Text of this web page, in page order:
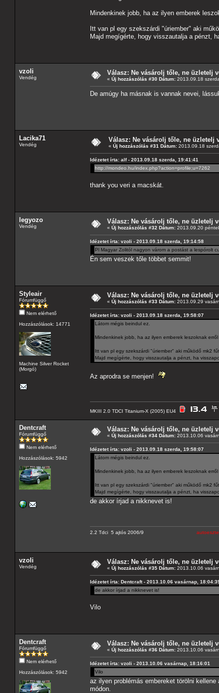
Mindenkinek jobb, ha az ilyen emberek
Itt van pl egy szekszárdi "úriember" aki
Majd megígérte, hogy visszautalja a pénzt,
vzoli
Vendég
Válasz: Ne vásárolj tőle, ne üzletelj
« Új hozzászólás #30 Dátum: 2013.09.18
De amúgy ha másnak is vannak nevei,
Lacika71
Vendég
Válasz: Ne vásárolj tőle, ne üzletelj
« Új hozzászólás #31 Dátum: 2013.09.18
Idézetet írta: alf - 2013.09.18 szerda, 19:41:41
http://mondeo.hu/index.php?action=profile;u=7262
thank you veri a macskát.
legyozo
Vendég
Válasz: Ne vásárolj tőle, ne üzletelj
« Új hozzászólás #32 Dátum: 2013.09.20
Idézetet írta: vzoli - 2013.09.18 szerda, 19:14:58
Pl Magyar Zolitól nagyon várom a postást a lespórolt
Én sem veszek tőle többet semmit!
Styleair
Fórumfüggő
Nem elérhető
Hozzászólások: 14771
Machine Silver Rocket
(Morgó)
Válasz: Ne vásárolj tőle, ne üzletelj
« Új hozzászólás #33 Dátum: 2013.09.29
Idézetet írta: vzoli - 2013.09.18 szerda, 19:58:07
Látom mégis beindul ez.
Mindenkinek jobb, ha az ilyen emberek leszoknak
Itt van pl egy szekszárdi "úriember" aki működő mk2
Majd megígérte, hogy visszautalja a pénzt, ha
Az aprodra se menjen!
MKIII 2.0 TDCI Titanium-X (2005) EU4
Dentcraft
Fórumfüggő
Nem elérhető
Hozzászólások: 5942
Válasz: Ne vásárolj tőle, ne üzletelj
« Új hozzászólás #34 Dátum: 2013.10.06
Idézetet írta: vzoli - 2013.09.18 szerda, 19:58:07
Látom mégis beindul ez.
Mindenkinek jobb, ha az ilyen emberek leszoknak
Itt van pl egy szekszárdi "úriember" aki működő mk2
Majd megígérte, hogy visszautalja a pénzt, ha
de akkor írjad a nikknevet is!
2.2 Tdci 5 ajtós 2006/9
vzoli
Vendég
Válasz: Ne vásárolj tőle, ne üzletelj
« Új hozzászólás #35 Dátum: 2013.10.06
Idézetet írta: Dentcraft - 2013.10.06 vasárnap,
de akkor írjad a nikknevet is!
Vilo
Dentcraft
Fórumfüggő
Nem elérhető
Hozzászólások: 5942
Válasz: Ne vásárolj tőle, ne üzletelj
« Új hozzászólás #36 Dátum: 2013.10.06
Idézetet írta: vzoli - 2013.10.06 vasárnap, 18:16:01
Vilo
az ilyen problémás embereket törölni
módon.